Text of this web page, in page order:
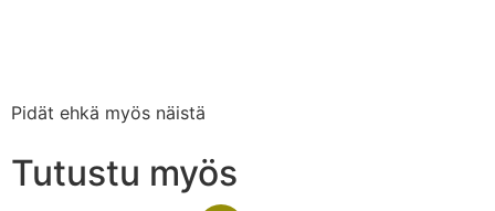
Pidät ehkä myös näistä
Tutustu myös